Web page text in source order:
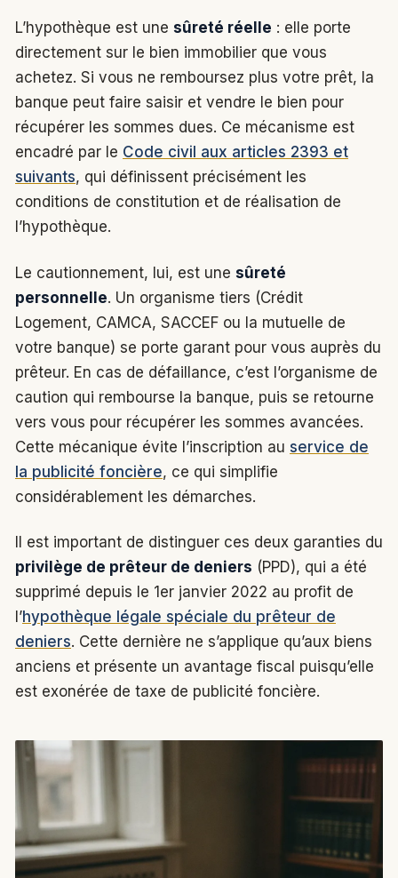
L’hypothèque est une sûreté réelle : elle porte
directement sur le bien immobilier que vous
achetez. Si vous ne remboursez plus votre prêt, la
banque peut faire saisir et vendre le bien pour
récupérer les sommes dues. Ce mécanisme est
encadré par le Code civil aux articles 2393 et
suivants, qui définissent précisément les
conditions de constitution et de réalisation de
l’hypothèque.
Le cautionnement, lui, est une sûreté
personnelle. Un organisme tiers (Crédit
Logement, CAMCA, SACCEF ou la mutuelle de
votre banque) se porte garant pour vous auprès du
prêteur. En cas de défaillance, c’est l’organisme de
caution qui rembourse la banque, puis se retourne
vers vous pour récupérer les sommes avancées.
Cette mécanique évite l’inscription au service de
la publicité foncière, ce qui simplifie
considérablement les démarches.
Il est important de distinguer ces deux garanties du
privilège de prêteur de deniers (PPD), qui a été
supprimé depuis le 1er janvier 2022 au profit de
l’hypothèque légale spéciale du prêteur de
deniers. Cette dernière ne s’applique qu’aux biens
anciens et présente un avantage fiscal puisqu’elle
est exonérée de taxe de publicité foncière.